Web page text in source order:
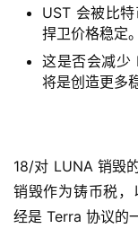
UST 会被比
捍卫价格稳定。
这是否会减少
将是创造更多
18/对 LUNA 销毁
销毁作为铸币税，
经是 Terra 协议的